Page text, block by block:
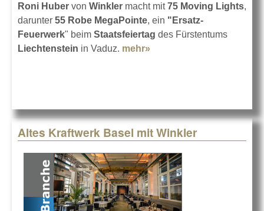
Roni Huber von Winkler macht mit75 Moving Lights,
darunter 55 Robe MegaPointe, ein "Ersatz-
Feuerwerk" beim Staatsfeiertag des Fürstentums
Liechtenstein in Vaduz. mehr»
Altes Kraftwerk Basel mit Winkler